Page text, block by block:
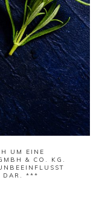
UM EINE
& CO. KG .
DAR. ***